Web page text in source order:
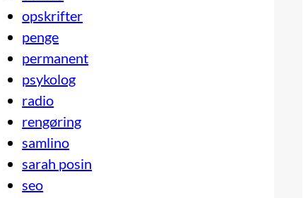
opskrifter
penge
permanent
psykolog
radio
rengøring
samlino
sarah posin
seo